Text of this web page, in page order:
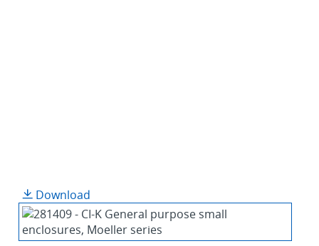
Download